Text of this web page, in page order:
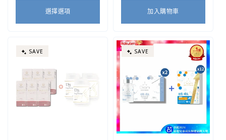
選擇選項 加入購物車
SAVE SAVE